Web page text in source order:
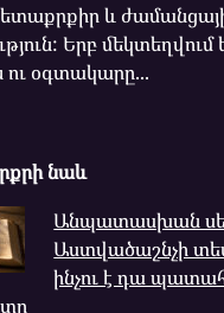
և
Երբ մեկտեղվում
ու օգտակարը...
նաև
Անպատասխան
Աստվածաշնչի
ինչու է դա